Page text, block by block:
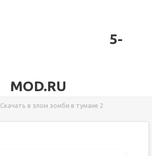
5-
MOD.RU
Скачать в злом зомби в тумане 2